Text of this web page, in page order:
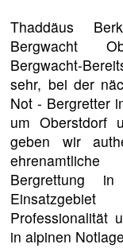
Thaddäus
Bergwacht
Bergwacht-
sehr, bei der
Not - Bergretter
um Oberstdorf
geben wir
Bergrettung
Professionalität
in alpinen